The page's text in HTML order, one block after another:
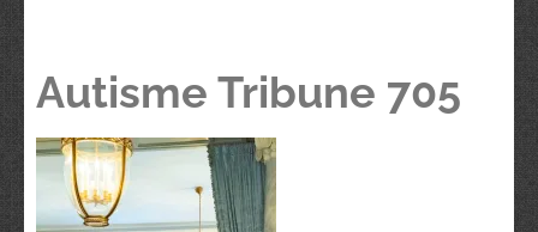
Autisme Tribune 705